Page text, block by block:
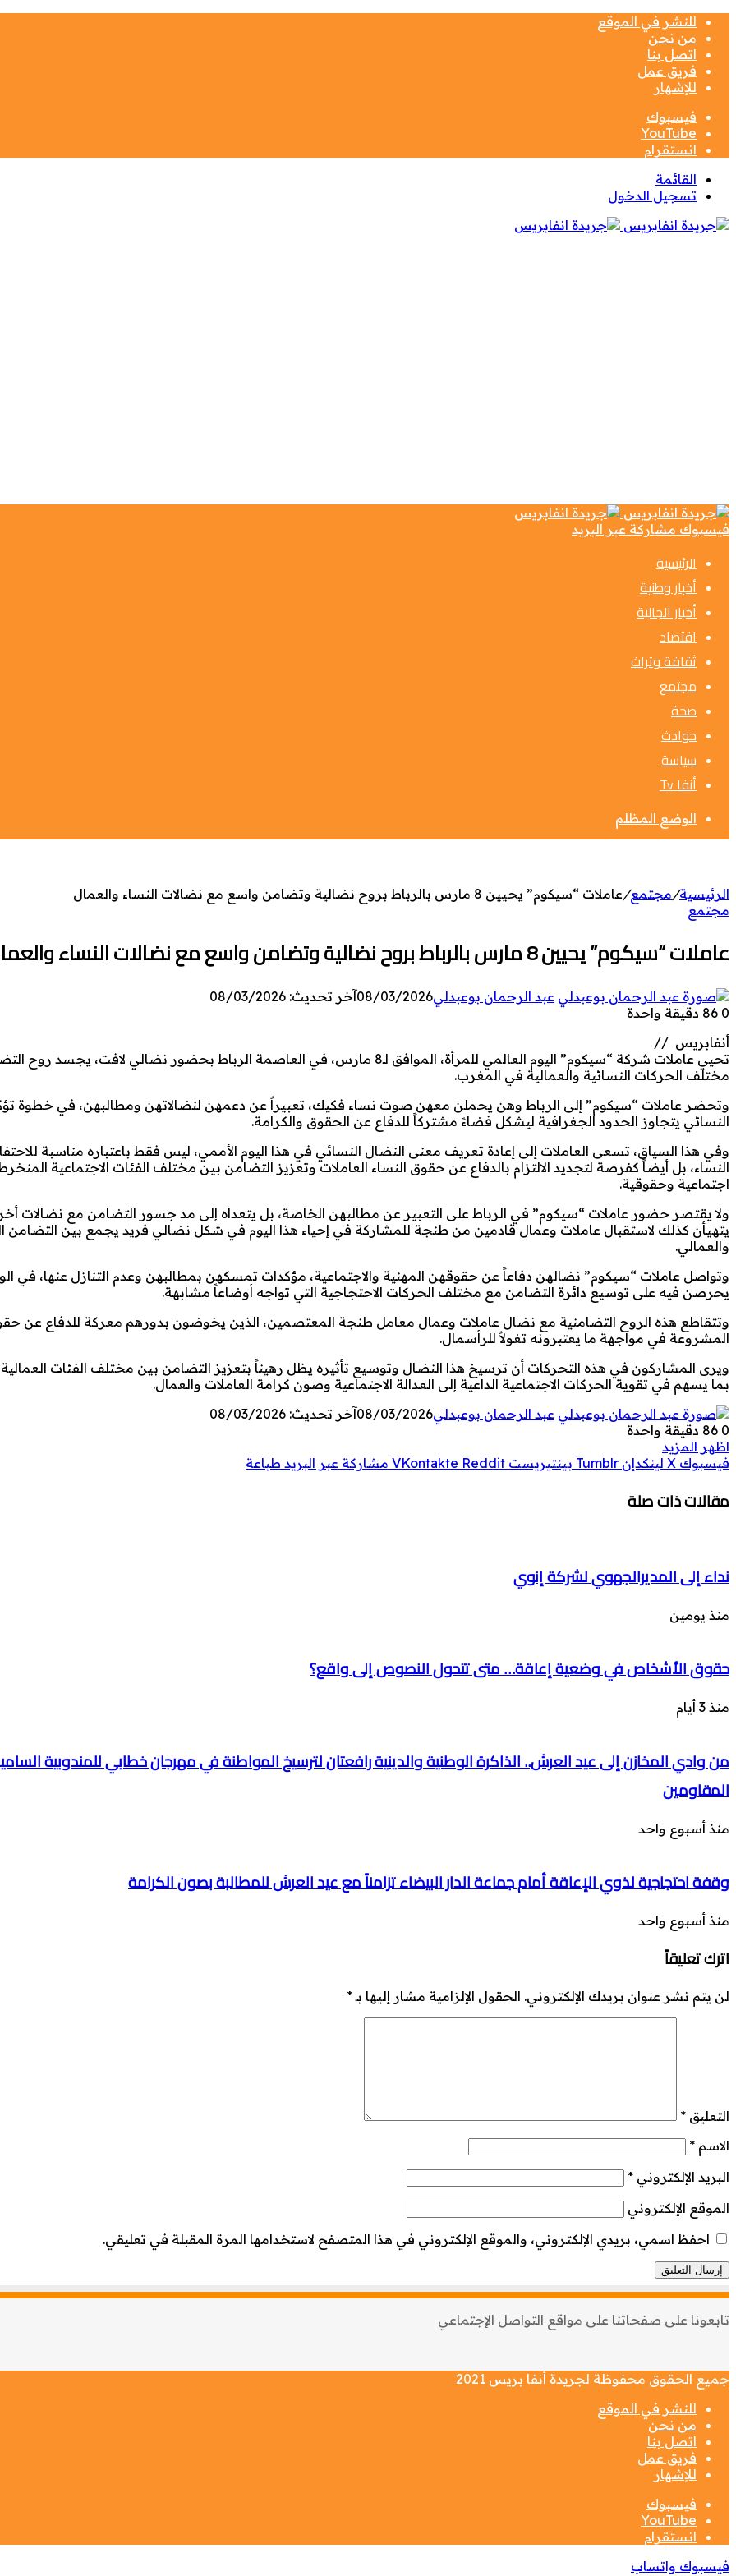
للنشر في الموقع
من نحن
اتصل بنا
فريق عمل
للإشهار
فيسبوك
‫YouTube
انستقرام
القائمة
تسجيل الدخول
فيسبوك مشاركة عبر البريد
الرئيسية
أخبار وطنية
أخبار الجالية
اقتصاد
ثقافة وتراث
مجتمع
صحة
حوادث
سياسة
أنفا Tv
الوضع المظلم
الرئيسية/مجتمع/عاملات “سيكوم” يحيين 8 مارس بالرباط بروح نضالية وتضامن واسع مع نضالات النساء والعمال
مجتمع
عاملات “سيكوم” يحيين 8 مارس بالرباط بروح نضالية وتضامن واسع مع نضالات النساء والعمال
عبد الرحمان بوعبدلي08/03/2026آخر تحديث: 08/03/2026
0
دقيقة واحدة
أنفابريس //
تحيي عاملات شركة “سيكوم” اليوم العالمي للمرأة، الموافق لـ8 مارس، في العاصمة الرباط بحضور نضالي لافت، يجسد
مختلف الحركات النسائية والعمالية في المغرب.
وتحضر عاملات “سيكوم” إلى الرباط وهن يحملن معهن صوت نساء فكيك، تعبيراً عن دعمهن لنضالاتهن ومطالبهن، في خطوة
النسائي يتجاوز الحدود الجغرافية ليشكل فضاءً مشتركاً للدفاع عن الحقوق والكرامة.
وفي هذا السياق، تسعى العاملات إلى إعادة تعريف معنى النضال النسائي في هذا اليوم الأممي، ليس فقط باعتباره مناسبة
النساء، بل أيضاً كفرصة لتجديد الالتزام بالدفاع عن حقوق النساء العاملات وتعزيز التضامن بين مختلف الفئات الاجتماعية
اجتماعية وحقوقية.
ولا يقتصر حضور عاملات “سيكوم” في الرباط على التعبير عن مطالبهن الخاصة، بل يتعداه إلى مد جسور التضامن مع نضالات
يتهيأن كذلك لاستقبال عاملات وعمال قادمين من طنجة للمشاركة في إحياء هذا اليوم في شكل نضالي فريد يجمع بين التضامن
والعمالي.
وتواصل عاملات “سيكوم” نضالهن دفاعاً عن حقوقهن المهنية والاجتماعية، مؤكدات تمسكهن بمطالبهن وعدم التنازل عنها، في
يحرصن فيه على توسيع دائرة التضامن مع مختلف الحركات الاحتجاجية التي تواجه أوضاعاً مشابهة.
وتتقاطع هذه الروح التضامنية مع نضال عاملات وعمال معامل طنجة المعتصمين، الذين يخوضون بدورهم معركة للدفاع عن
المشروعة في مواجهة ما يعتبرونه تغولاً للرأسمال.
ويرى المشاركون في هذه التحركات أن ترسيخ هذا النضال وتوسيع تأثيره يظل رهيناً بتعزيز التضامن بين مختلف الفئات العمالية
بما يسهم في تقوية الحركات الاجتماعية الداعية إلى العدالة الاجتماعية وصون كرامة العاملات والعمال.
عبد الرحمان بوعبدلي08/03/2026آخر تحديث: 08/03/2026
0
دقيقة واحدة
اظهر المزيد
فيسبوك ‫X لينكدإن بينتيريست مشاركة عبر البريد طباعة
مقالات ذات صلة
نداء إلى المديرالجهوي لشركة إنوي
منذ يومين
حقوق الأشخاص في وضعية إعاقة… متى تتحول النصوص إلى واقع؟
منذ 3 أيام
من وادي المخازن إلى عيد العرش.. الذاكرة الوطنية والدينية رافعتان لترسيخ المواطنة في مهرجان خطابي للمندوبية
المقاومين
منذ أسبوع واحد
وقفة احتجاجية لذوي الإعاقة أمام جماعة الدار البيضاء تزامناً مع عيد العرش للمطالبة بصون الكرامة
منذ أسبوع واحد
اترك تعليقاً
لن يتم نشر عنوان بريدك الإلكتروني. الحقول الإلزامية مشار إليها بـ*
التعليق *
الاسم *
البريد الإلكتروني *
الموقع الإلكتروني
احفظ اسمي، بريدي الإلكتروني، والموقع الإلكتروني في هذا المتصفح لاستخدامها المرة المقبلة في تعليقي.
تابعونا على صفحاتنا على مواقع التواصل الإجتماعي
جميع الحقوق محفوظة لجريدة أنفا بريس 2021
للنشر في الموقع
من نحن
اتصل بنا
فريق عمل
للإشهار
فيسبوك
‫YouTube
انستقرام
فيسبوك واتساب